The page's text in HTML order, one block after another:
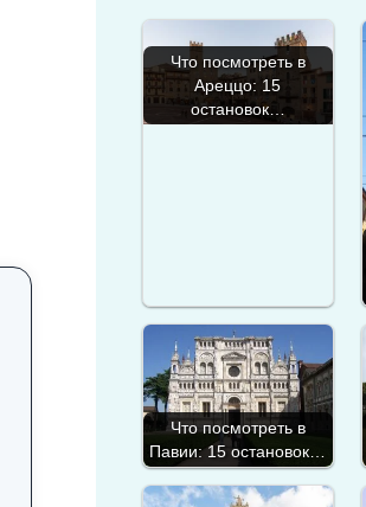
Что посмотреть в
Ареццо: 15
остановок…
Что посмотреть в
Павии: 15 остановок…